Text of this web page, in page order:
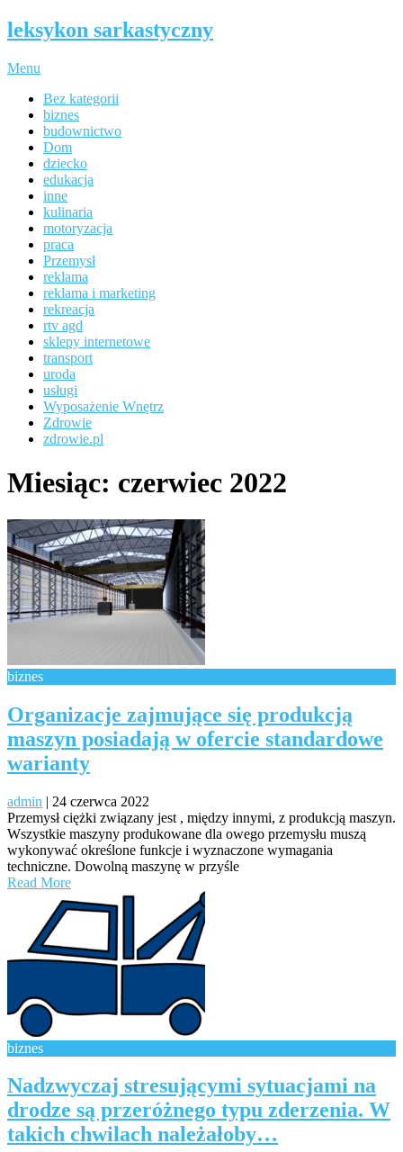
leksykon sarkastyczny
Menu
Bez kategorii
biznes
budownictwo
Dom
dziecko
edukacja
inne
kulinaria
motoryzacja
praca
Przemysł
reklama
reklama i marketing
rekreacja
rtv agd
sklepy internetowe
transport
uroda
usługi
Wyposażenie Wnętrz
Zdrowie
zdrowie.pl
Miesiąc: czerwiec 2022
biznes
Organizacje zajmujące się produkcją
maszyn posiadają w ofercie standardowe
warianty
admin | 24 czerwca 2022
Przemysł ciężki związany jest , między innymi, z produkcją maszyn.
Wszystkie maszyny produkowane dla owego przemysłu muszą
wykonywać określone funkcje i wyznaczone wymagania
techniczne. Dowolną maszynę w przyśle
Read More
biznes
Nadzwyczaj stresującymi sytuacjami na
drodze są przeróżnego typu zderzenia. W
takich chwilach należałoby…